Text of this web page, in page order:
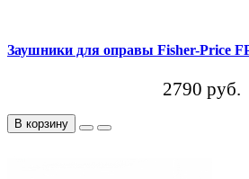
Заушники для оправы Fisher-Price
2790 руб.
В корзину